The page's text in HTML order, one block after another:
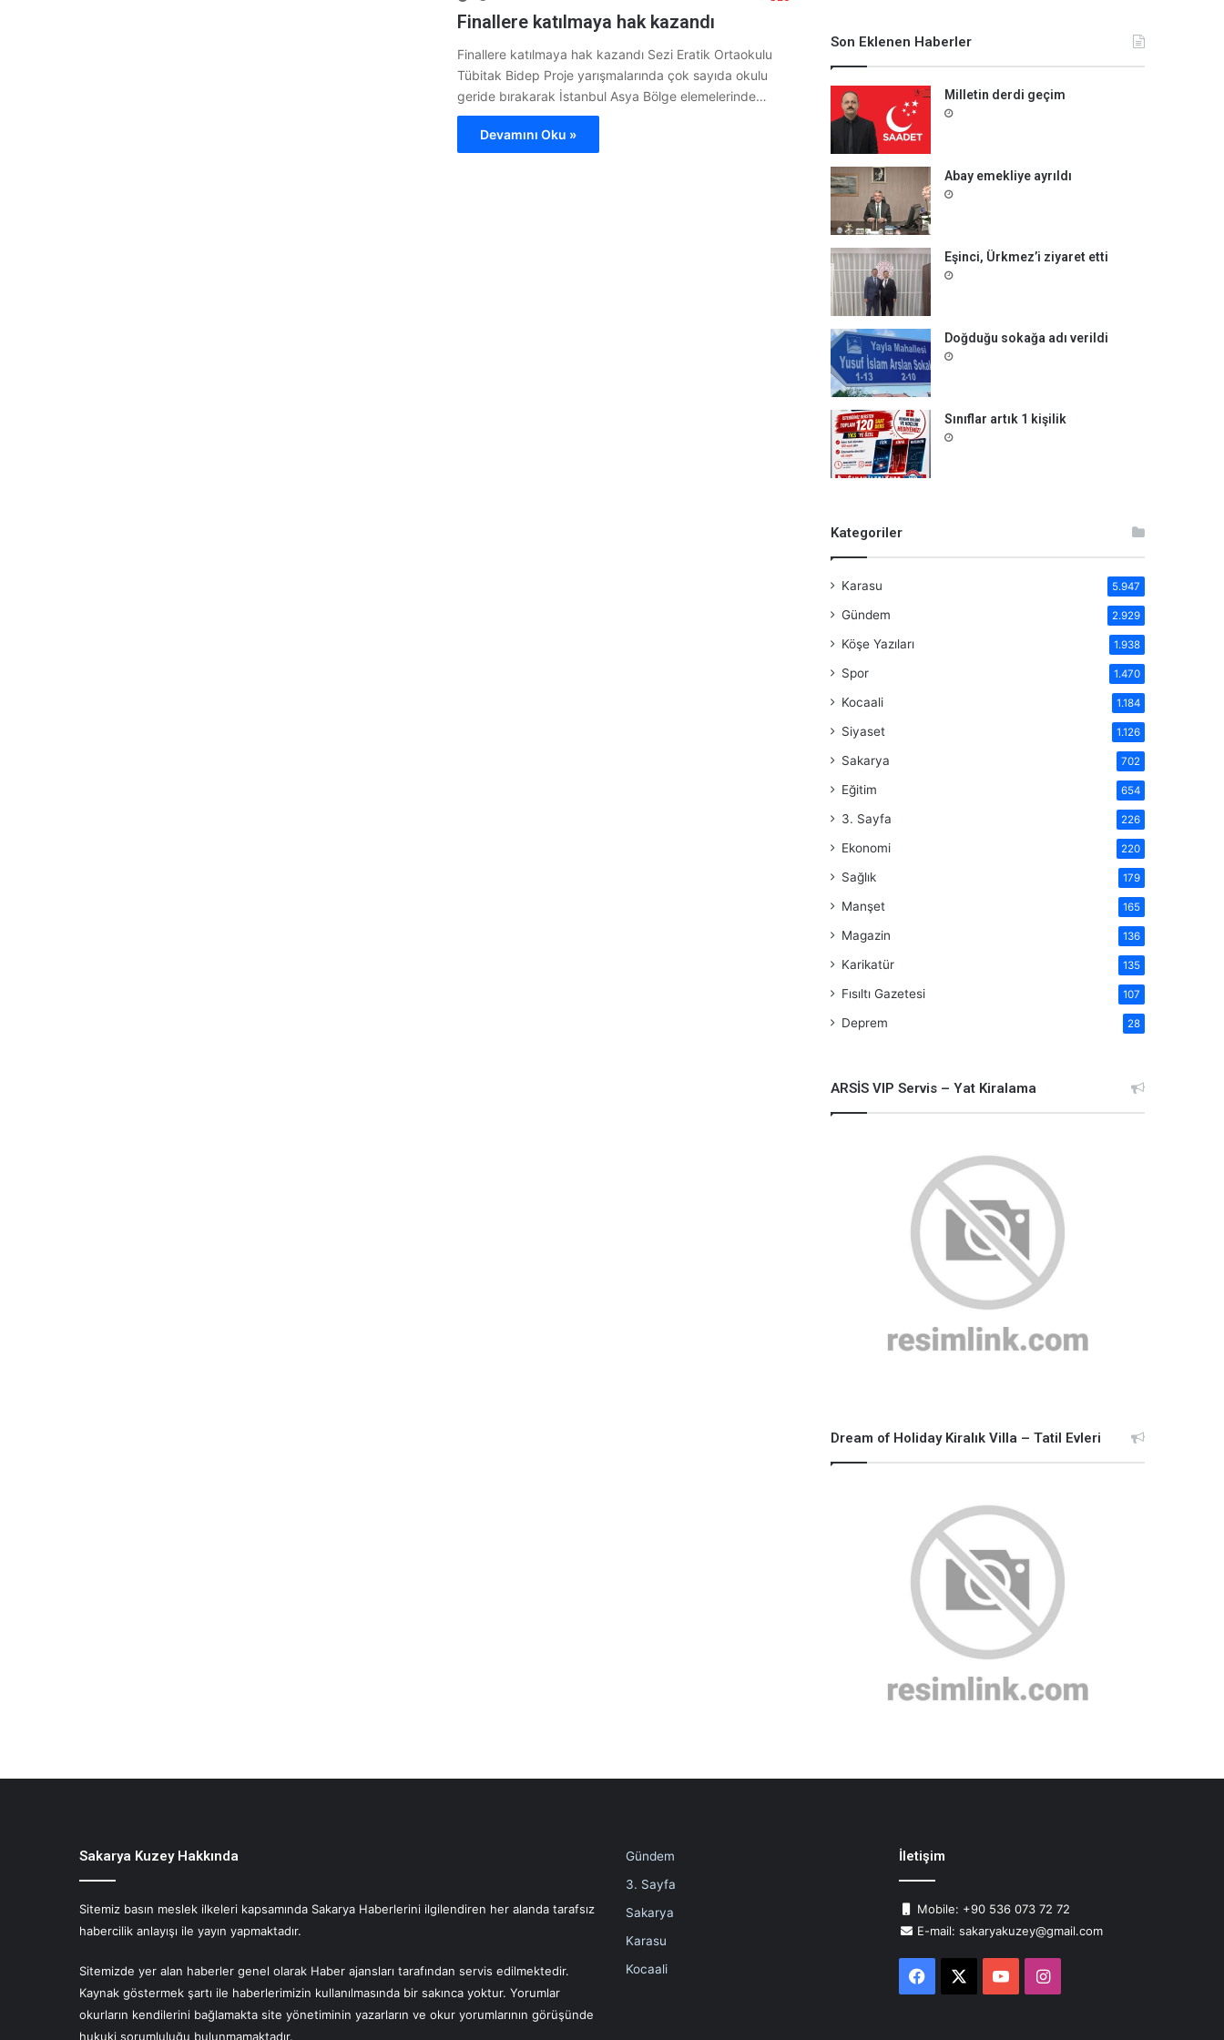
Finallere katılmaya hak kazandı
Finallere katılmaya hak kazandı Sezi Eratik Ortaokulu
Tübitak Bidep Proje yarışmalarında çok sayıda okulu
geride bırakarak İstanbul Asya Bölge elemelerinde…
Devamını Oku »
Son Eklenen Haberler
Milletin derdi geçim
Abay emekliye ayrıldı
Eşinci, Ürkmez’i ziyaret etti
Doğduğu sokağa adı verildi
Sınıflar artık 1 kişilik
Kategoriler
Karasu 5.947
Gündem 2.929
Köşe Yazıları 1.938
Spor 1.470
Kocaali 1.184
Siyaset 1.126
Sakarya 702
Eğitim 654
3. Sayfa 226
Ekonomi 220
Sağlık 179
Manşet 165
Magazin 136
Karikatür 135
Fısıltı Gazetesi 107
Deprem 28
ARSİS VIP Servis – Yat Kiralama
Dream of Holiday Kiralık Villa – Tatil Evleri
Sakarya Kuzey Hakkında
Sitemiz basın meslek ilkeleri kapsamında Sakarya Haberlerini ilgilendiren her alanda tarafsız
habercilik anlayışı ile yayın yapmaktadır.
Sitemizde yer alan haberler genel olarak Haber ajansları tarafından servis edilmektedir.
Kaynak göstermek şartı ile haberlerimizin kullanılmasında bir sakınca yoktur. Yorumlar
okurların kendilerini bağlamakta site yönetiminin yazarların ve okur yorumlarının görüşünde
hukuki sorumluluğu bulunmamaktadır.
Gündem
3. Sayfa
Sakarya
Karasu
Kocaali
İletişim
Mobile: +90 536 073 72 72
E-mail: sakaryakuzey@gmail.com
Facebook YouTubeInstagram